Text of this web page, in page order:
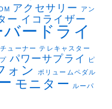
アクセサリー
アン
ー イコライザー
バードライ
チューナー テレキャスター
パワーサプライ
ピ
ォン ボリュームペダル
モニター ルーパ